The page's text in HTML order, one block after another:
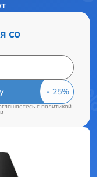
со
cполитикой